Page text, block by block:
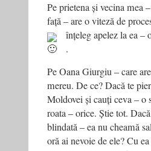
Pe prietena și vecina mea
față – are o viteză de
înțeleg apelez la ea –
.
Pe Oana Giurgiu – care
mereu. De ce? Dacă te
Moldovei și cauți ceva – o
roata – orice. Știe tot.
blindată – ea nu cheamă
oră ai nevoie de ele? Cu